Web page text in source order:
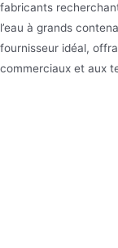
fabricants
l’eau à grands
fournisseur idéal,
commerciaux et aux